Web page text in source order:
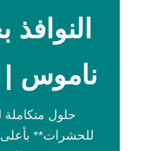
ناموس |
حلول متكاملة
للحشرات** بأعلى